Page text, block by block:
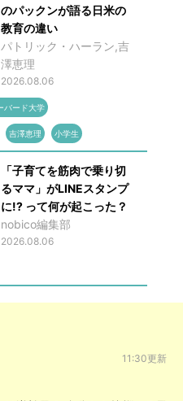
のパックンが語る日米の
教育の違い
パトリック・ハーラン,吉
澤恵理
2026.08.06
バード大学
吉澤恵理 小学生
「子育てを筋肉で乗り切
るママ」がLINEスタンプ
に!? って何が起こった？
nobico編集部
2026.08.06
11:30更新